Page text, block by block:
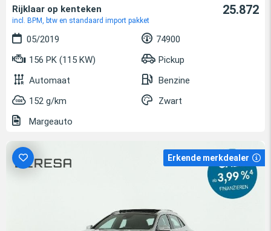
Rijklaar op kenteken
incl. BPM, btw en standaard import pakket
25.872
05/2019
74900
156 PK (115 KW)
Pickup
Automaat
Benzine
152 g/km
Zwart
Margeauto
Erkende merkdealer